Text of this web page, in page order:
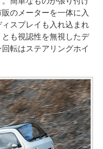
のメーターを一体に入
スプレイも入れ込まれ
も視認性を無視したデ
転はステアリングホイ